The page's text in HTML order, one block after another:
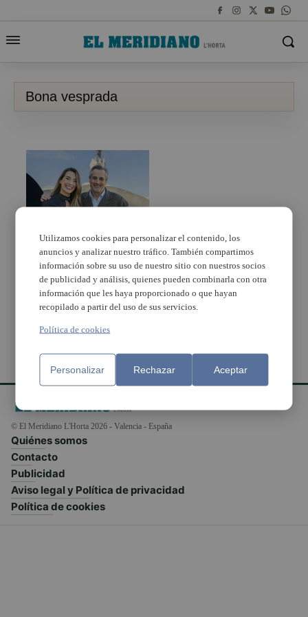
Bona vesprada
À Punt estrena dilluns
el magazín ‘Bona
vesprada, Comunitat
Valenciana’
© El Meridiano L'Horta 2026 - Valencia - España
Quiénes somos
Contacto
Publicidad
Aviso legal y Política de privacidad
Política de cookies
Utilizamos cookies para personalizar el contenido, los
anuncios y analizar nuestro tráfico. También compartimos
información sobre su uso de nuestro sitio con nuestros socios
de publicidad y análisis, quienes pueden combinarla con otra
información que les haya proporcionado o que hayan
recopilado a partir del uso de sus servicios.
Política de cookies
Personalizar Rechazar Aceptar